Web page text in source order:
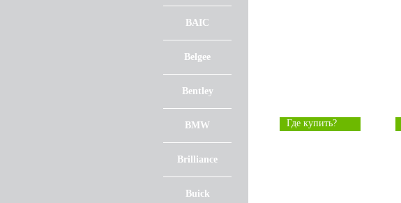
BAIC
Belgee
Bentley
BMW
Brilliance
Buick
Где купить?